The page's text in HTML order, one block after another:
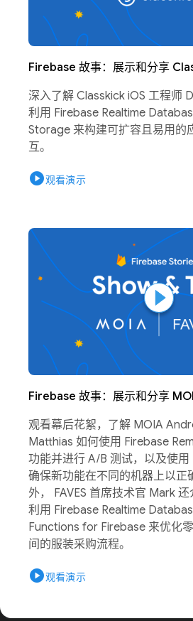
Firebase 故事：展示和分享
深入了解 Classkick iOS 工程师
利用 Firebase Realtime
Storage 来构建可扩容且易用的
互。
play_circle观看演示
Firebase 故事：展示和分享
观看幕后花絮，了解 MOIA
Matthias 如何使用 Firebase
功能并进行 A/B 测试，以及使
确保新功能在不同的机器上以正
外， FAVES 首席技术官 Mark 还
利用 Firebase Realtime
Functions for Firebase 来优化
间的服装采购流程。
play_circle观看演示